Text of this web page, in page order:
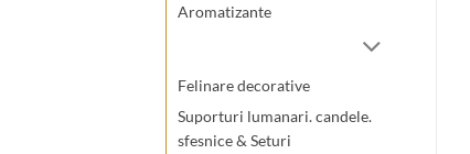
Aromatizante
Felinare decorative
Suporturi lumanari. candele.
sfesnice & Seturi